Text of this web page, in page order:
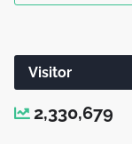
Visitor
2,330,679